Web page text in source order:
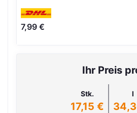
7,99 €
Ihr Preis
Stk.
17,15 €
l